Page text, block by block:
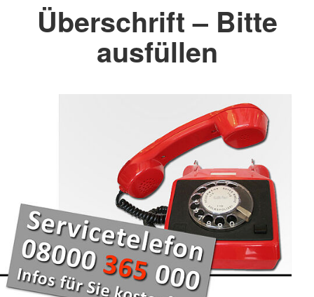
Überschrift – Bitte
ausfüllen